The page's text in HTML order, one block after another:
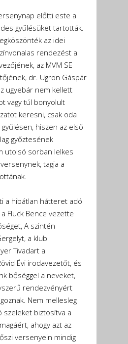
előtti este a
gyűlésüket tartották.
az idei
rendezést a
az MVM SE
dr. Ugron Gáspár
ugyebár nem kellett
vagy túl bonyolult
keresni, csak oda
hiszen az első
győztesének
utolsó sorban lelkes
tagja a
a hibátlan hátteret adó
Fluck Bence vezette
A szintén
a klub
Tivadart a
Évi irodavezetőt, és
bőséggel a neveket,
rendezvényért
Nem mellesleg
biztosítva a
ahogy azt az
versenyein mindig